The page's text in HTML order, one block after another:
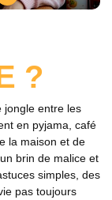
?
jongle entre les
en pyjama, café
la maison et de
brin de malice et
simples, des
pas toujours